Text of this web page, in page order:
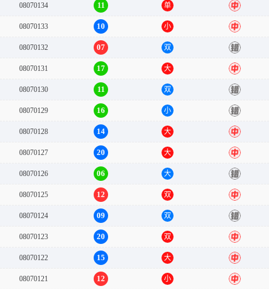
08070134 11 单 中
08070133 10 小 中
08070132 07 双 错
08070131 17 大 中
08070130 11 双 错
08070129 16 小 错
08070128 14 大 中
08070127 20 大 中
08070126 06 大 错
08070125 12 双 中
08070124 09 双 错
08070123 20 双 中
08070122 15 大 中
08070121 12 小 中